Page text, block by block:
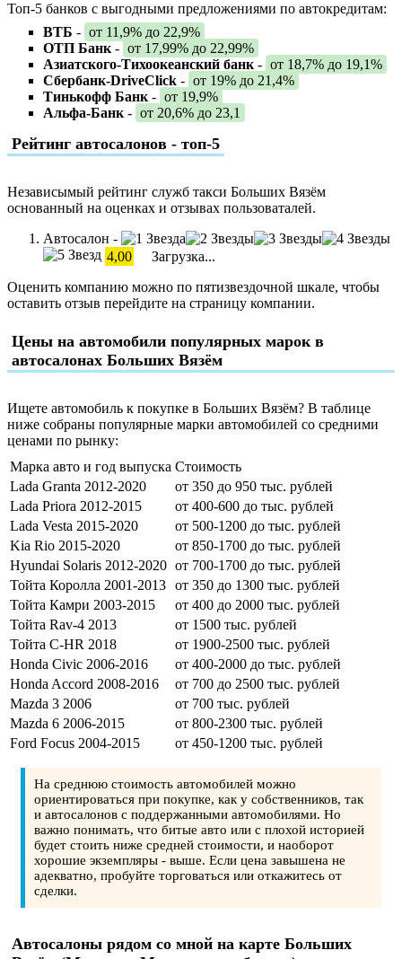
Топ-5 банков с выгодными предложениями по автокредитам:
ВТБ - от 11,9% до 22,9%
ОТП Банк - от 17,99% до 22,99%
Азиатского-Тихоокеанский банк - от 18,7% до 19,1%
Сбербанк-DriveClick - от 19% до 21,4%
Тинькофф Банк - от 19,9%
Альфа-Банк - от 20,6% до 23,1
Рейтинг автосалонов - топ-5
Независымый рейтинг служб такси Больших Вязём
основанный на оценках и отзывах пользоваталей.
Автосалон -
4,00
Загрузка...
Оценить компанию можно по пятизвездочной шкале, чтобы
оставить отзыв перейдите на страницу компании.
Цены на автомобили популярных марок в
автосалонах Больших Вязём
Ищете автомобиль к покупке в Больших Вязём? В таблице
ниже собраны популярные марки автомобилей со средними
ценами по рынку:
Марка авто и год выпуска Стоимость
Lada Granta 2012-2020
от 350 до 950 тыс. рублей
Lada Priora 2012-2015
от 400-600 до тыс. рублей
Lada Vesta 2015-2020
от 500-1200 до тыс. рублей
Kia Rio 2015-2020
от 850-1700 до тыс. рублей
Hyundai Solaris 2012-2020 от 700-1700 до тыс. рублей
Тойта Королла 2001-2013 от 350 до 1300 тыс. рублей
Тойта Камри 2003-2015
от 400 до 2000 тыс. рублей
Тойта Rav-4 2013
от 1500 тыс. рублей
Тойта C-HR 2018
от 1900-2500 тыс. рублей
Honda Civic 2006-2016
от 400-2000 до тыс. рублей
Honda Accord 2008-2016
от 700 до 2500 тыс. рублей
Mazda 3 2006
от 700 тыс. рублей
Mazda 6 2006-2015
от 800-2300 тыс. рублей
Ford Focus 2004-2015
от 450-1200 тыс. рублей
На среднюю стоимость автомобилей можно
ориентироваться при покупке, как у собственников, так
и автосалонов с поддержанными автомобилями. Но
важно понимать, что битые авто или с плохой историей
будет стоить ниже средней стоимости, и наоборот
хорошие экземпляры - выше. Если цена завышена не
адекватно, пробуйте торговаться или откажитесь от
сделки.
Автосалоны рядом со мной на карте Больших